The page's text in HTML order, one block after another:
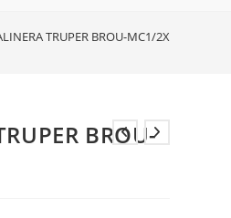
TRUPER BROU-MC1/2X
BROU-